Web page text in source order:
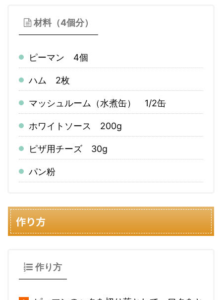
材料（4個分）
ピーマン 4個
ハム 2枚
マッシュルーム（水煮缶） 1/2缶
ホワイトソース 200g
ピザ用チーズ 30g
パン粉
作り方
作り方